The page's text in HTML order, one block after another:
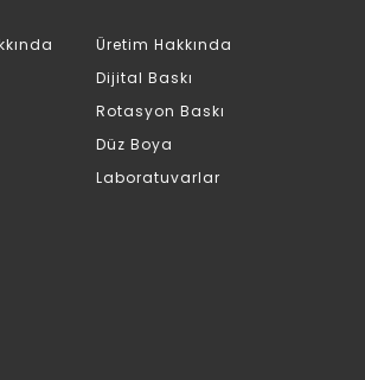
Üretim Hakkında
Dijital Baskı
Rotasyon Baskı
Düz Boya
Laboratuvarlar